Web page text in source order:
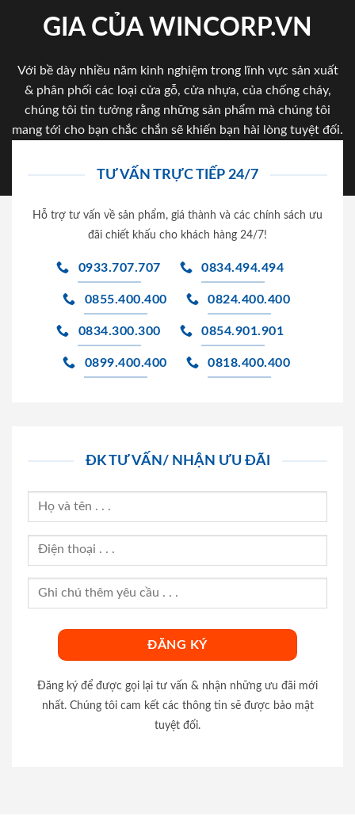
GIA CỦA WINCORP.VN
Với bề dày nhiều năm kinh nghiệm trong lĩnh vực sản xuất
& phân phối các loại cửa gỗ, cửa nhựa, của chống cháy,
chúng tôi tin tưởng rằng những sản phẩm mà chúng tôi
mang tới cho bạn chắc chắn sẽ khiến bạn hài lòng tuyệt đối.
TƯ VẤN TRỰC TIẾP 24/7
Hỗ trợ tư vấn về sản phẩm, giá thành và các chính sách ưu
đãi chiết khấu cho khách hàng 24/7!
0933.707.707 0834.494.494
0855.400.400 0824.400.400
0834.300.300 0854.901.901
0899.400.400 0818.400.400
ĐK TƯ VẤN/ NHẬN ƯU ĐÃI
Đăng ký để được gọi lại tư vấn & nhận những ưu đãi mới
nhất. Chúng tôi cam kết các thông tin sẽ được bảo mật
tuyệt đối.